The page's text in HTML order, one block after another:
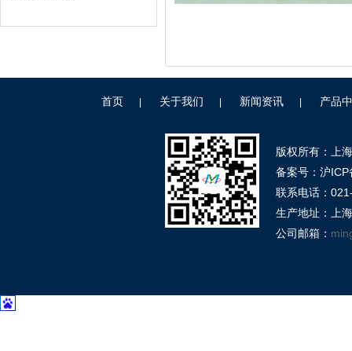
首页 关于我们 新闻资讯 产品
版权所有：上
备案号：沪
联系电话：
生产地址：上
公司邮箱：